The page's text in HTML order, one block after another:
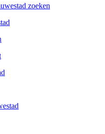
zoeken